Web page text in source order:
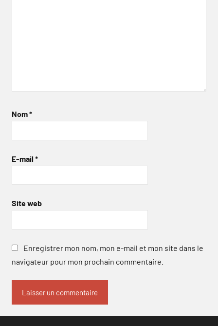
Nom*
E-mail *
Site web
Enregistrer mon nom, mon e-mail et mon site dans le
navigateur pour mon prochain commentaire.